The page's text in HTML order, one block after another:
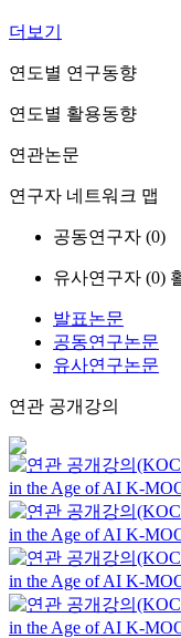
더보기
연도별 연구동향
연도별 활용동향
연관논문
연구자 네트워크 맵
공동연구자 (0)
유사연구자 (0)
발표논문
공동연구논문
유사연구논문
연관 공개강의
in the Age of AI K-
in the Age of AI K-
in the Age of AI K-
in the Age of AI K-